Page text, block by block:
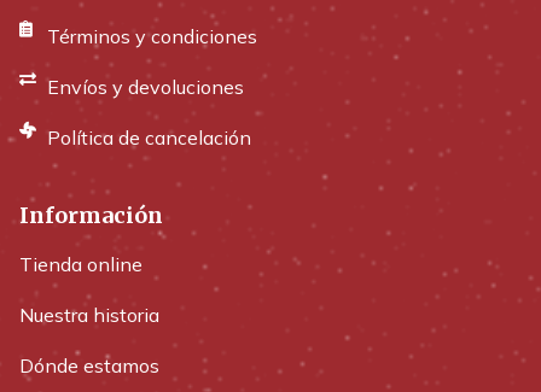
Términos y condiciones
Envíos y devoluciones
Política de cancelación
Información
Tienda online
Nuestra historia
Dónde estamos